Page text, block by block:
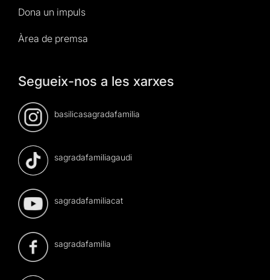
Dona un impuls
Àrea de premsa
Segueix-nos a les xarxes
basilicasagradafamilia
sagradafamiliagaudi
sagradafamiliacat
sagradafamilia